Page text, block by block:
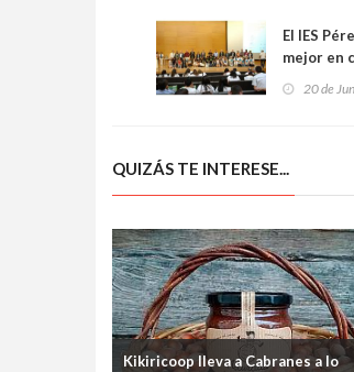
El IES
mejor en
20 de
QUIZÁS TE INTERESE...
Kikiricoop lleva a Cabranes a lo